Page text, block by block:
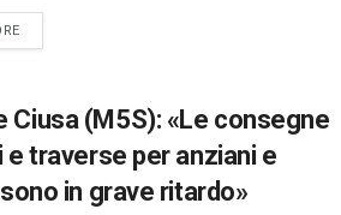
DETAILS
Ciusa (M5S): «Le consegne
e traverse per anziani e
in grave ritardo»